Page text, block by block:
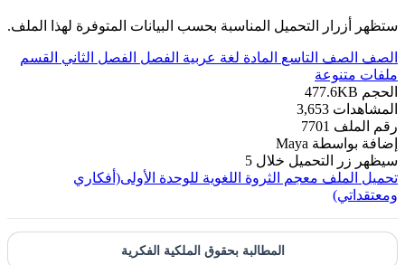
ستظهر أزرار التحميل المناسبة بحسب البيانات المتوفرة لهذا الملف.
الصف الصف التاسع المادة لغة عربية الفصل الفصل الثاني
القسم
ملفات متنوعة
الحجم 477.6KB
المشاهدات 3,653
رقم الملف 7701
إضافة بواسطة Maya
سيظهر زر التحميل خلال 5
تحميل الملف معجم الثروة اللغوية للوحدة الأولى(أفكاري
ومعتقداتي)
المطالبة بحقوق الملكية الفكرية